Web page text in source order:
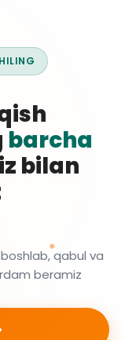
barcha
bilan
qabul va
beramiz